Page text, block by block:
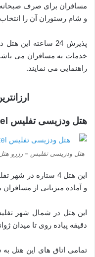
مسافران برای صرف صبحانه
و شام رستوران آن را انتخاب
پذیرش 24 ساعته
خدمات به مسافران می
راهنمایی می نمایند.
هتل ودزیسی تفلیس Vedzisi Hotel
هتل ودزیسی تفلیس – رزرو هتل
این هتل 4 ستاره
و آماده میزبانی از
دقیقه پیاده روی تا میدان
تمامی اتاق های این هتل